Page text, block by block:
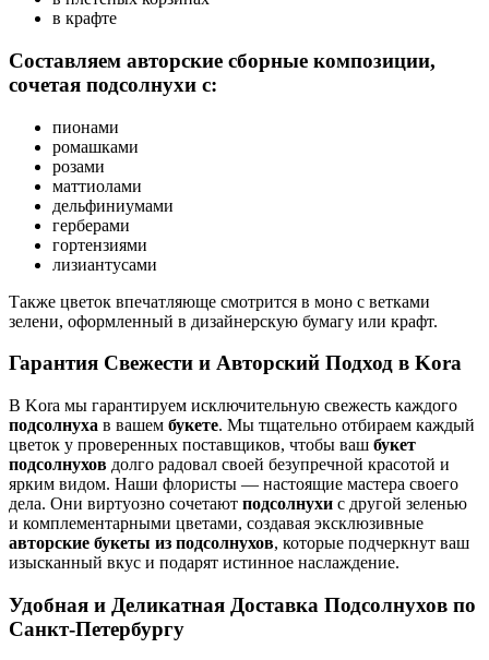
в крафте
Составляем авторские сборные композиции,
сочетая подсолнухи с:
пионами
ромашками
розами
маттиолами
дельфиниумами
герберами
гортензиями
лизиантусами
Также цветок впечатляюще смотрится в моно с ветками
зелени, оформленный в дизайнерскую бумагу или крафт.
Гарантия Свежести и Авторский Подход в Kora
В Kora мы гарантируем исключительную свежесть каждого
подсолнуха в вашем букете. Мы тщательно отбираем каждый
цветок у проверенных поставщиков, чтобы ваш букет
подсолнухов долго радовал своей безупречной красотой и
ярким видом. Наши флористы — настоящие мастера своего
дела. Они виртуозно сочетают подсолнухи с другой зеленью
и комплементарными цветами, создавая эксклюзивные
авторские букеты из подсолнухов, которые подчеркнут ваш
изысканный вкус и подарят истинное наслаждение.
Удобная и Деликатная Доставка Подсолнухов по
Санкт-Петербургу